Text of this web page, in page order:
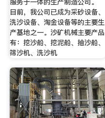
目前，我公司已成为采砂设备、
洗沙设备、淘金设备等的主要生
产基地之一。沙矿机械主要产品
有：挖沙船、挖泥船、抽沙船、
筛沙机、洗沙机